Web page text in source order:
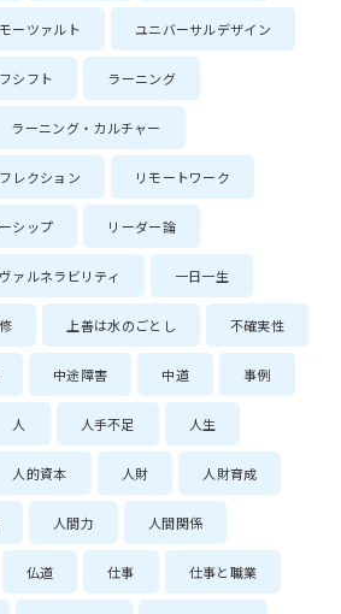
モーツァルト ユニバーサルデザイン
シフト ラーニング
ラーニング・カルチャー
レクション リモートワーク
シップ リーダー論
ヴァルネラビリティ 一日一生
上善は水のごとし 不確実性
中途障害 中道 事例
人 人手不足 人生
人的資本 人財 人財育成
人間力 人間関係
仏道 仕事 仕事と職業